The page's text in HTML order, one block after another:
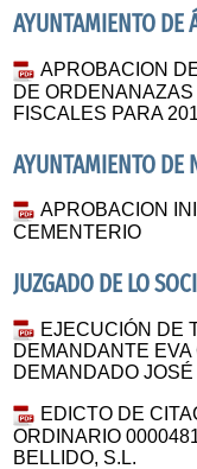
AYUNTAMIENTO DE
APROBACION
DE
FISCALES PARA
AYUNTAMIENTO DE
APROBACION
CEMENTERIO
JUZGADO DE LO
EJECUCIÓN DE
DEMANDANTE
DEMANDADO
EDICTO DE
ORDINARIO
BELLIDO, S.L.